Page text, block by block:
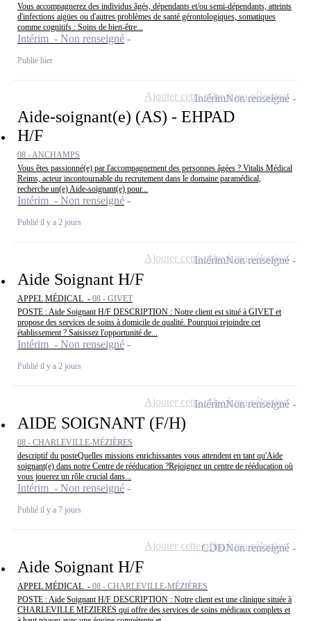
Vous accompagnerez des individus âgés, dépendants et/ou semi-dépendants, atteints
d'infections aigües ou d'autres problèmes de santé gérontologiques, somatiques
comme cognitifs : Soins de bien-être...
Intérim - Non renseigné
Publié hier
Aide-soignant(e) (AS) - EHPAD
H/F
08 - ANCHAMPS
Vous êtes passionné(e) par l'accompagnement des personnes âgées ? Vitalis Médical
Reims, acteur incontournable du recrutement dans le domaine paramédical,
recherche un(e) Aide-soignant(e) pour...
Intérim - Non renseigné
Publié il y a 2 jours
IntérimNon renseigné
Ajouter cette offre à ma sélection
Aide Soignant H/F
APPEL MÉDICAL - 08 - GIVET
POSTE : Aide Soignant H/F DESCRIPTION : Notre client est situé à GIVET et
propose des services de soins à domicile de qualité. Pourquoi rejoindre cet
établissement ? Saisissez l'opportunité de...
Intérim - Non renseigné
Publié il y a 2 jours
IntérimNon renseigné
Ajouter cette offre à ma sélection
AIDE SOIGNANT (F/H)
08 - CHARLEVILLE-MÉZIÈRES
descriptif du posteQuelles missions enrichissantes vous attendent en tant qu'Aide
soignant(e) dans notre Centre de rééducation ?Rejoignez un centre de rééducation où
vous jouerez un rôle crucial dans...
Intérim - Non renseigné
Publié il y a 7 jours
IntérimNon renseigné
Ajouter cette offre à ma sélection
Aide Soignant H/F
APPEL MÉDICAL - 08 - CHARLEVILLE-MÉZIÈRES
POSTE : Aide Soignant H/F DESCRIPTION : Notre client est une clinique située à
CHARLEVILLE MEZIERES qui offre des services de soins médicaux complets et
CDDNon renseigné
Ajouter cette offre à ma sélection